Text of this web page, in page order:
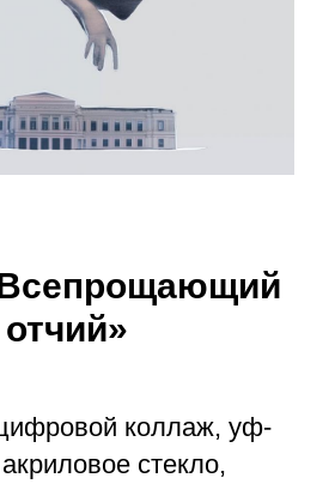
отчий»
коллаж, уф-
стекло,